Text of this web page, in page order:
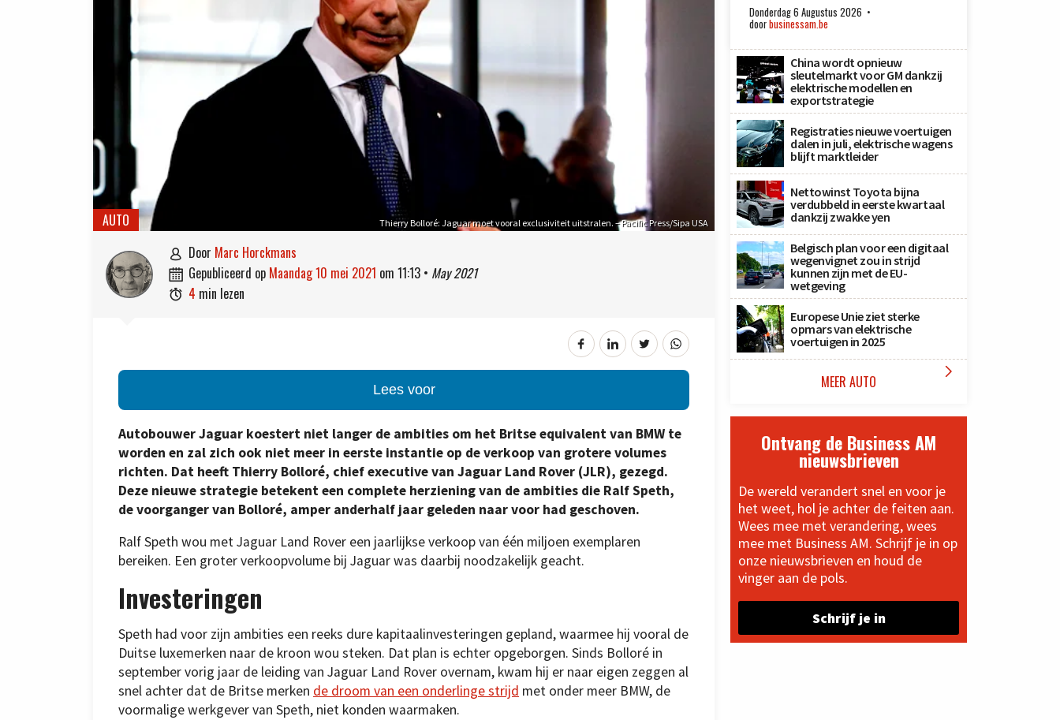
Thierry Bolloré: Jaguar moet vooral exclusiviteit uitstralen. – Pacific Press/Sipa USA
AUTO
 door Marc Horckmans
 gepubliceerd op maandag 10 mei 2021 om 11:13 • May 2021
 4 min lezen
Lees voor
Autobouwer Jaguar koestert niet langer de ambities om het Britse equivalent van BMW te
worden en zal zich ook niet meer in eerste instantie op de verkoop van grotere volumes
richten. Dat heeft Thierry Bolloré, chief executive van Jaguar Land Rover (JLR), gezegd.
Deze nieuwe strategie betekent een complete herziening van de ambities die Ralf Speth,
de voorganger van Bolloré, amper anderhalf jaar geleden naar voor had geschoven.
Ralf Speth wou met Jaguar Land Rover een jaarlijkse verkoop van één miljoen exemplaren
bereiken. Een groter verkoopvolume bij Jaguar was daarbij noodzakelijk geacht.
Investeringen
Speth had voor zijn ambities een reeks dure kapitaalinvesteringen gepland, waarmee hij vooral de
Duitse luxemerken naar de kroon wou steken. Dat plan is echter opgeborgen. Sinds Bolloré in
september vorig jaar de leiding van Jaguar Land Rover overnam, kwam hij er naar eigen zeggen al
snel achter dat de Britse merken de droom van een onderlinge strijd met onder meer BMW, de
voormalige werkgever van Speth, niet konden waarmaken.
Donderdag 6 Augustus 2026
doorbusinessam.be
China wordt opnieuw
sleutelmarkt voor GM dankzij
elektrische modellen en
exportstrategie
Registraties nieuwe voertuigen
dalen in juli, elektrische wagens
blijft marktleider
Nettowinst Toyota bijna
verdubbeld in eerste kwartaal
dankzij zwakke yen
Belgisch plan voor een digitaal
wegenvignet zou in strijd
kunnen zijn met de EU-
wetgeving
Europese Unie ziet sterke
opmars van elektrische
voertuigen in 2025
MEER AUTO 
Ontvang de Business AM
nieuwsbrieven
De wereld verandert snel en voor je
het weet, hol je achter de feiten aan.
Wees mee met verandering, wees
mee met Business AM. Schrijf je in op
onze nieuwsbrieven en houd de
vinger aan de pols.
Schrijf je in